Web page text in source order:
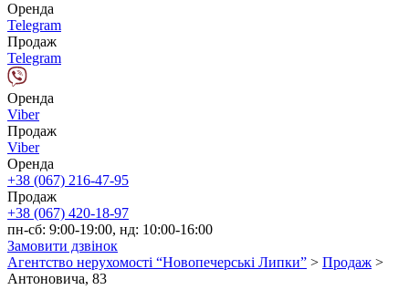
Оренда
Telegram
Продаж
Telegram
Оренда
Viber
Продаж
Viber
Оренда
+38 (067) 216-47-95
Продаж
+38 (067) 420-18-97
пн-сб: 9:00-19:00, нд: 10:00-16:00
Замовити дзвінок
Агентство нерухомості “Новопечерські Липки” > Продаж >
Антоновича, 83